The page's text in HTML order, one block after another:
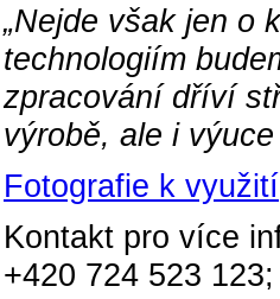
„Nejde však jen o
technologiím
zpracování dříví
výrobě, ale i
Fotografie k využití
Kontakt pro více
+420 724 523